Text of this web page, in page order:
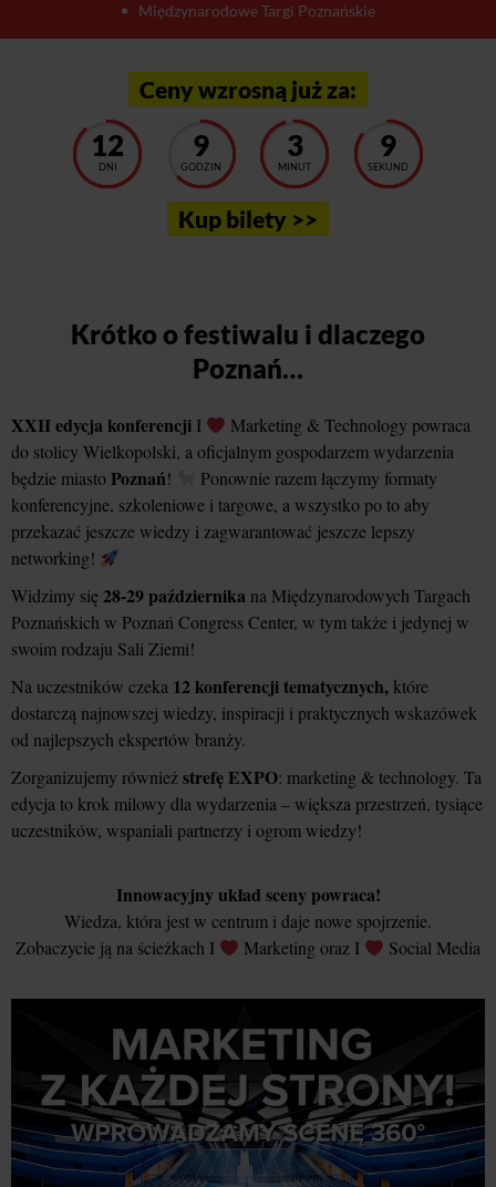
Międzynarodowe Targi Poznańskie
Ceny wzrosną już za:
12
DNI
9
GODZIN
3
MINUT
5
SEKUND
Kup bilety >>
Krótko o festiwalu i dlaczego
Poznań…
XXII edycja konferencji I
Marketing & Technology powraca
do stolicy Wielkopolski, a oficjalnym gospodarzem wydarzenia
będzie miasto Poznań!
Ponownie razem łączymy formaty
konferencyjne, szkoleniowe i targowe, a wszystko po to aby
przekazać jeszcze wiedzy i zagwarantować jeszcze lepszy
networking!
Widzimy się28-29 października na Międzynarodowych Targach
Poznańskich w Poznań Congress Center, w tym także i jedynej w
swoim rodzaju Sali Ziemi!
Na uczestników czeka 12 konferencji tematycznych, które
dostarczą najnowszej wiedzy, inspiracji i praktycznych wskazówek
od najlepszych ekspertów branży.
Zorganizujemy równieżstrefę EXPO: marketing & technology. Ta
edycja to krok milowy dla wydarzenia – większa przestrzeń, tysiące
uczestników, wspaniali partnerzy i ogrom wiedzy!
Innowacyjny układ sceny powraca!
Wiedza, która jest w centrum i daje nowe spojrzenie.
Zobaczycie ją na ścieżkach I
Marketing oraz I Social Media